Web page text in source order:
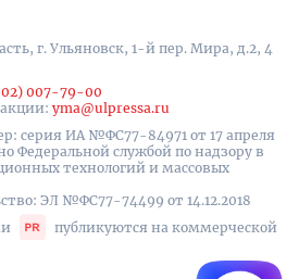
г. Ульяновск, 1-й пер. Мира, д.2, 4
007-79-00
yma@ulpressa.ru
серия ИА №ФС77-84971 от 17 апреля
Федеральной службой по надзору в
технологий и массовых
ЭЛ №ФС77-74499 от 14.12.2018
публикуются на коммерческой